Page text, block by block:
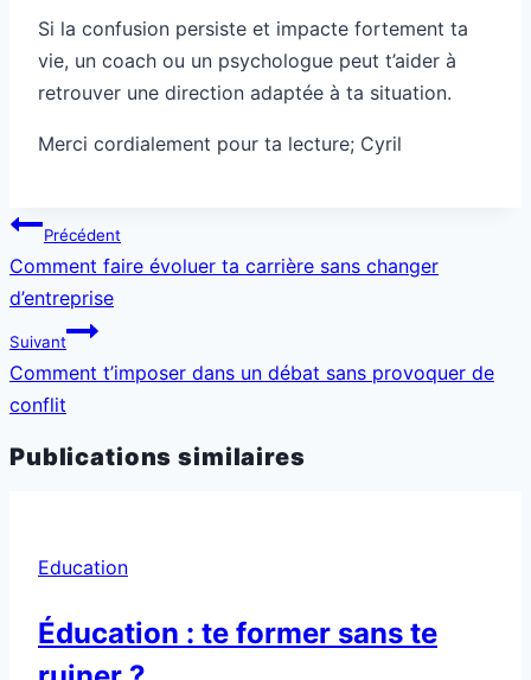
Si la confusion persiste et impacte fortement ta
vie, un coach ou un psychologue peut t’aider à
retrouver une direction adaptée à ta situation.
Merci cordialement pour ta lecture; Cyril
Navigation
de
l’article
Précédent
Comment faire évoluer ta carrière sans changer
d’entreprise
Suivant
Comment t’imposer dans un débat sans provoquer de
conflit
Publications similaires
Education
Éducation : te former sans te